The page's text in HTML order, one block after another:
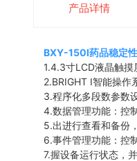
产品详情
BXY-150I药品稳定
1.4.3寸LCD液晶触摸
2.BRIGHT I智能操作
3.程序化多段数参数
4.数据管理功能：控
5.出进行查看和备份
6.事件管理功能：控
7.握设备运行状态，